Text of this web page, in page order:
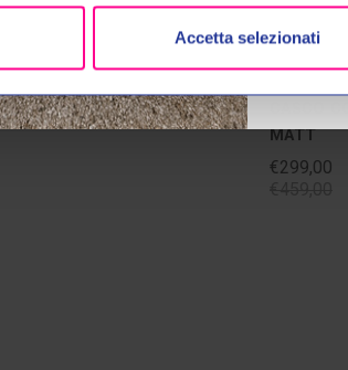
Accetta selezionati
2 SKIP YELLOW
MATT
€299,00